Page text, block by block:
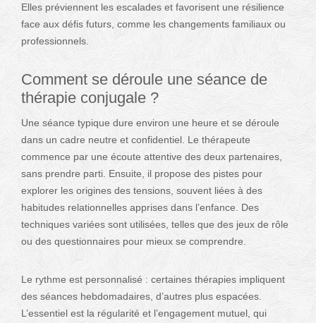
Elles préviennent les escalades et favorisent une résilience
face aux défis futurs, comme les changements familiaux ou
professionnels.
Comment se déroule une séance de
thérapie conjugale ?
Une séance typique dure environ une heure et se déroule
dans un cadre neutre et confidentiel. Le thérapeute
commence par une écoute attentive des deux partenaires,
sans prendre parti. Ensuite, il propose des pistes pour
explorer les origines des tensions, souvent liées à des
habitudes relationnelles apprises dans l’enfance. Des
techniques variées sont utilisées, telles que des jeux de rôle
ou des questionnaires pour mieux se comprendre.
Le rythme est personnalisé : certaines thérapies impliquent
des séances hebdomadaires, d’autres plus espacées.
L’essentiel est la régularité et l’engagement mutuel, qui